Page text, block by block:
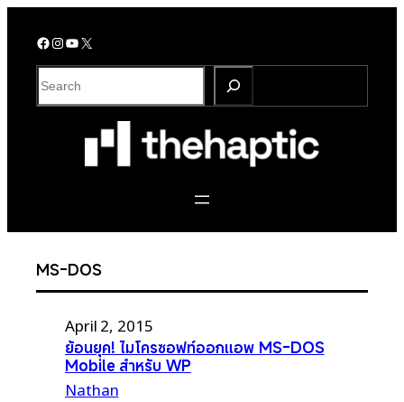
Facebook InstagramYouTube X
S
e
MS-DOS
April 2, 2015
ย้อนยุค! ไมโครซอฟท์ออกแอพ MS-DOS
Mobile สำหรับ WP
Nathan